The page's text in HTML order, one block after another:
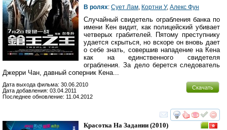
В ролях: Сует Лам Кортни У, Алекс Фун
Случайный свидетель ограбления банка по
имени Кен видит, как полицейский убивает
четверых грабителей. Пятому преступнику
удается скрыться, но вскоре он вновь дает
о себе знать, совершив нападение на Кена
как на единственного свидетеля
ограбления. За дело берется следователь
Джерри Чан, давный соперник Кена...
Скачать
Дата выхода фильма: 30.06.2010
Дата добавления: 03.04.2011
Последнее обновление: 11.04.2012
смотреть
Красотка На Задании (2010)